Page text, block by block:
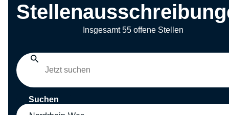
Insgesamt 55 offene Stellen
Suchen